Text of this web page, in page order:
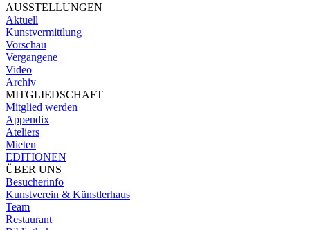
AUSSTELLUNGEN
Aktuell
Kunstvermittlung
Vorschau
Vergangene
Video
Archiv
MITGLIEDSCHAFT
Mitglied werden
Appendix
Ateliers
Mieten
EDITIONEN
ÜBER UNS
Besucherinfo
Kunstverein & Künstlerhaus
Team
Restaurant